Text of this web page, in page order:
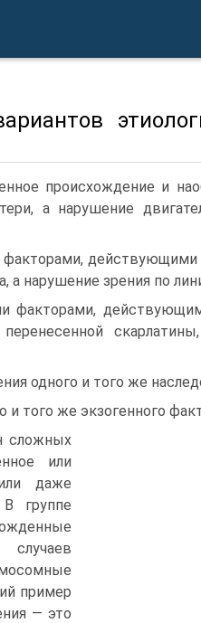
происхождение и
а нарушение
действующими
а нарушение зрения по
факторами,
одного и того же
и того же экзогенного
сложных
или
даже
группе
пример
— это